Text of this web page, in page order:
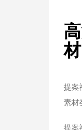
材
提案
素材
提案